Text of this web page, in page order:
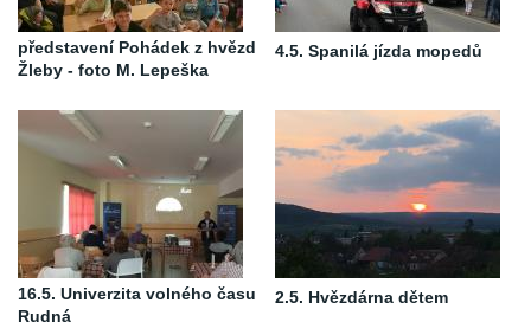
představení Pohádek z hvězd
Žleby - foto M. Lepeška
4.5. Spanilá jízda mopedů
16.5. Univerzita volného času
Rudná
2.5. Hvězdárna dětem